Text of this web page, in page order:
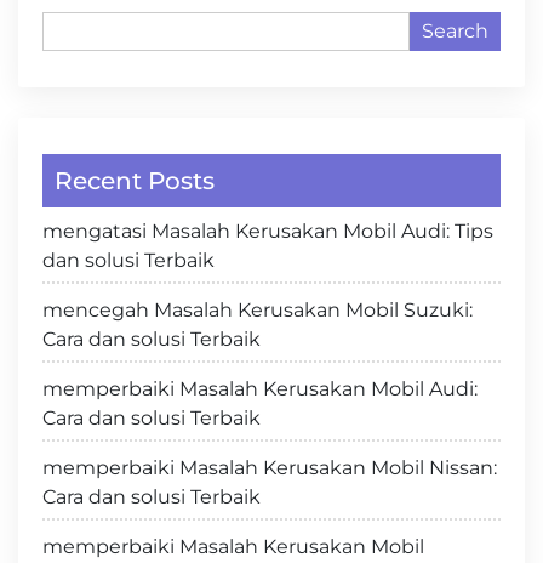
Search
Recent Posts
mengatasi Masalah Kerusakan Mobil Audi: Tips
dan solusi Terbaik
mencegah Masalah Kerusakan Mobil Suzuki:
Cara dan solusi Terbaik
memperbaiki Masalah Kerusakan Mobil Audi:
Cara dan solusi Terbaik
memperbaiki Masalah Kerusakan Mobil Nissan:
Cara dan solusi Terbaik
memperbaiki Masalah Kerusakan Mobil